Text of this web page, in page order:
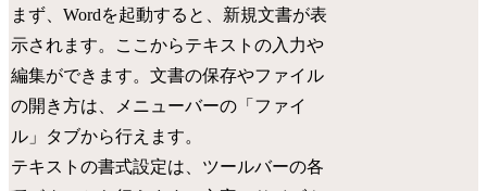
まず、Wordを起動すると、新規文書が表
示されます。ここからテキストの入力や
編集ができます。文書の保存やファイル
の開き方は、メニューバーの「ファイ
ル」タブから行えます。
テキストの書式設定は、ツールバーの各